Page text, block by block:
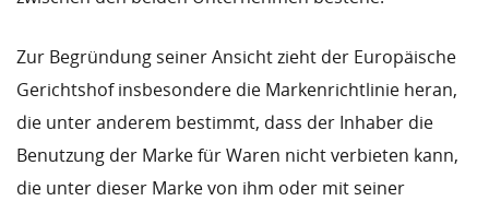
Zur Begründung seiner Ansicht zieht der Europäische
Gerichtshof insbesondere die Markenrichtlinie heran,
die unter anderem bestimmt, dass der Inhaber die
Benutzung der Marke für Waren nicht verbieten kann,
die unter dieser Marke von ihm oder mit seiner